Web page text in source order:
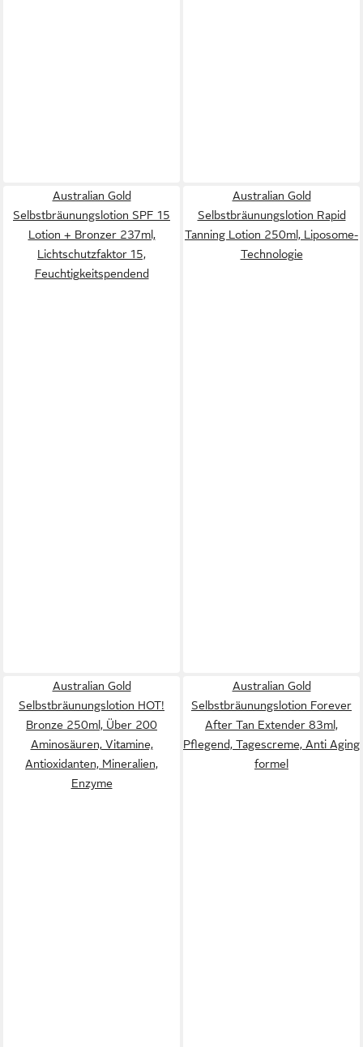
Australian Gold
Selbstbräunungslotion SPF 15
Lotion + Bronzer 237ml,
Lichtschutzfaktor 15,
Feuchtigkeitspendend
Australian Gold
Selbstbräunungslotion Rapid
Tanning Lotion 250ml, Liposome-
Technologie
Australian Gold
Selbstbräunungslotion HOT!
Bronze 250ml, Über 200
Aminosäuren, Vitamine,
Antioxidanten, Mineralien,
Enzyme
Australian Gold
Selbstbräunungslotion Forever
After Tan Extender 83ml,
Pflegend, Tagescreme, Anti Aging
formel